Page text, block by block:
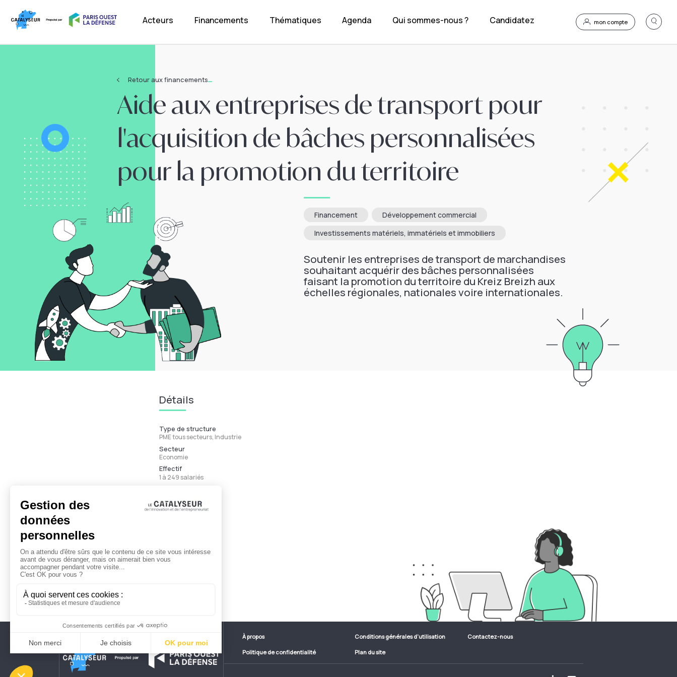
Acteurs Financements Thématiques Agenda Qui sommes-nous ? Candidatez mon compte
Retour aux financements
Aide aux entreprises de transport pour
l'acquisition de bâches personnalisées
pour la promotion du territoire
Financement
Développement commercial
Investissements matériels, immatériels et immobiliers
Soutenir les entreprises de transport de marchandises
souhaitant acquérir des bâches personnalisées
faisant la promotion du territoire du Kreiz Breizh aux
échelles régionales, nationales voire internationales.
Détails
Type de structure
PME tous secteurs, Industrie
Secteur
Economie
Effectif
1 à 249 salariés
À propos Conditions générales d'utilisation Contactez-nous
Politique de confidentialité Plan du site